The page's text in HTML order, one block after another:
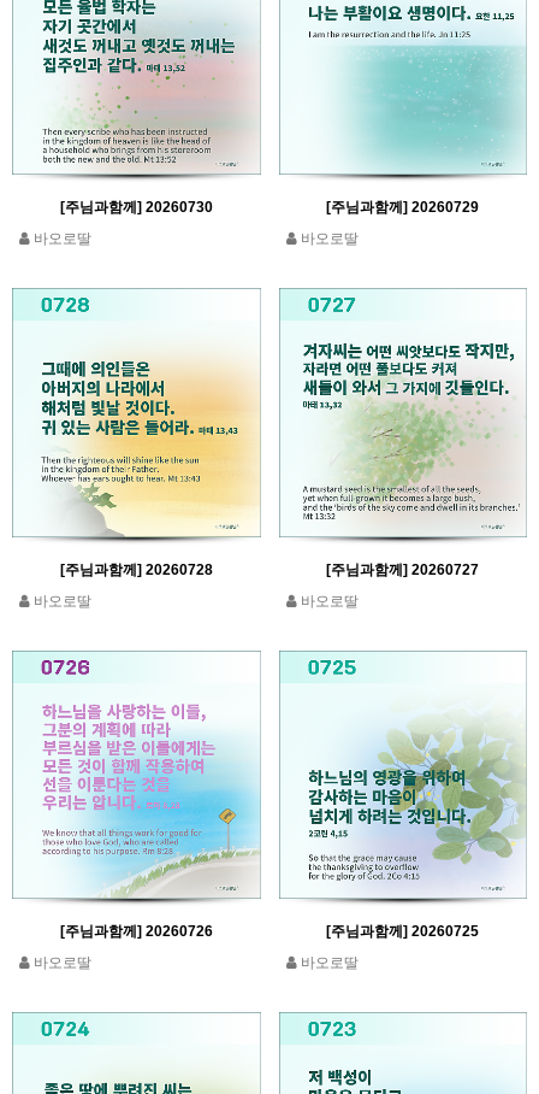
[주님과함께] 20260730
바오로딸
[주님과함께] 20260729
바오로딸
[주님과함께] 20260728
바오로딸
[주님과함께] 20260727
바오로딸
[주님과함께] 20260726
바오로딸
[주님과함께] 20260725
바오로딸